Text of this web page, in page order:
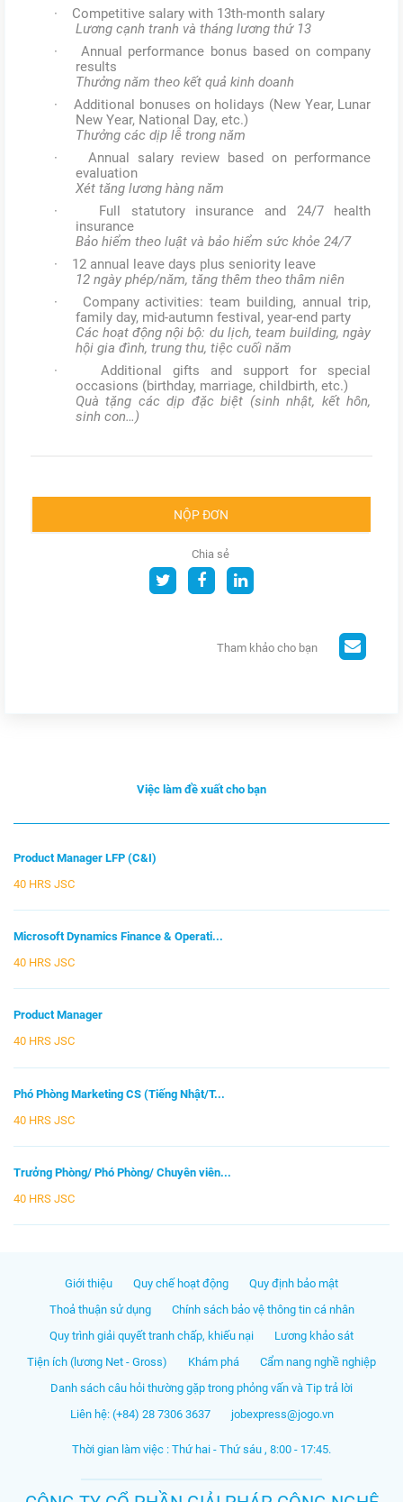
· Competitive salary with 13th-month salary
Lương cạnh tranh và tháng lương thứ 13
· Annual performance bonus based on company
results
Thưởng năm theo kết quả kinh doanh
· Additional bonuses on holidays (New Year, Lunar
New Year, National Day, etc.)
Thưởng các dịp lễ trong năm
· Annual salary review based on performance
evaluation
Xét tăng lương hàng năm
· Full statutory insurance and 24/7 health
insurance
Bảo hiểm theo luật và bảo hiểm sức khỏe 24/7
· 12 annual leave days plus seniority leave
12 ngày phép/năm, tăng thêm theo thâm niên
· Company activities: team building, annual trip,
family day, mid-autumn festival, year-end party
Các hoạt động nội bộ: du lịch, team building, ngày
hội gia đình, trung thu, tiệc cuối năm
· Additional gifts and support for special
occasions (birthday, marriage, childbirth, etc.)
Quà tặng các dịp đặc biệt (sinh nhật, kết hôn,
sinh con…)
NỘP ĐƠN
Chia sẻ
Tham khảo cho bạn
Việc làm đề xuất cho bạn
Product Manager LFP (C&I)
40 HRS JSC
Microsoft Dynamics Finance & Operati...
40 HRS JSC
Product Manager
40 HRS JSC
Phó Phòng Marketing CS (Tiếng Nhật/T...
40 HRS JSC
Trưởng Phòng/ Phó Phòng/ Chuyên viên...
40 HRS JSC
Giới thiệu Quy chế hoạt động
Quy định bảo mật
Thoả thuận sử dụng
Chính sách bảo vệ thông tin cá nhân
Quy trình giải quyết tranh chấp, khiếu nại
Lương khảo sát
Tiện ích (lương Net - Gross)
Khám phá
Cẩm nang nghề nghiệp
Danh sách câu hỏi thường gặp trong phỏng vấn và Tip trả lời
Liên hệ: (+84) 28 7306 3637
jobexpress@jogo.vn
Thời gian làm việc : Thứ hai - Thứ sáu , 8:00 - 17:45.